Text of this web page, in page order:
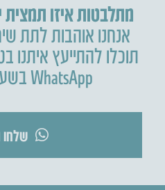
מתלבטות איזו תמצית
אנחנו אוהבות לתת
תוכלו להתייעץ איתנו
WhatsApp בשעות הפעילות.
שלחו